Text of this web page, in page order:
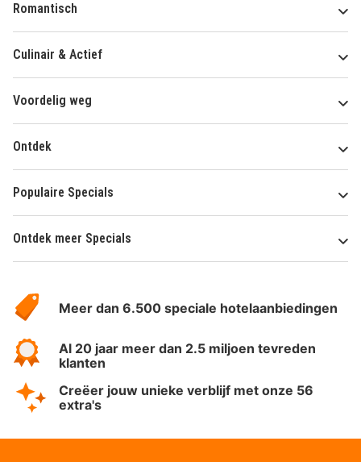
Romantisch
Culinair & Actief
Voordelig weg
Ontdek
Populaire Specials
Ontdek meer Specials
HotelSpecials
Meer dan 6.500 speciale hotelaanbiedingen
Al 20 jaar meer dan 2.5 miljoen tevreden
klanten
Creëer jouw unieke verblijf met onze 56
extra's